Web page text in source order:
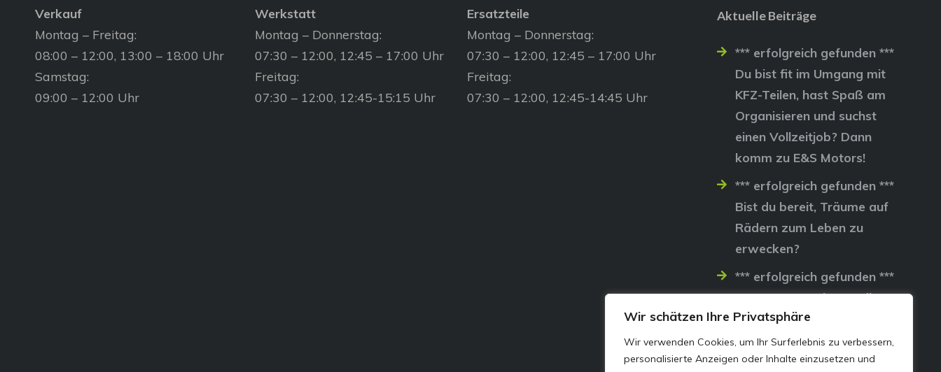
Wir schätzen Ihre Privatsphäre
Wir verwenden Cookies, um Ihr Surferlebnis zu verbessern,
personalisierte Anzeigen oder Inhalte einzusetzen und
Verkauf
Montag – Freitag:
08:00 – 12:00, 13:00 – 18:00 Uhr
Samstag:
09:00 – 12:00 Uhr
Werkstatt
Montag – Donnerstag:
07:30 – 12:00, 12:45 – 17:00 Uhr
Freitag:
07:30 – 12:00, 12:45-15:15 Uhr
Ersatzteile
Montag – Donnerstag:
07:30 – 12:00, 12:45 – 17:00 Uhr
Freitag:
07:30 – 12:00, 12:45-14:45 Uhr
Aktuelle Beiträge
*** erfolgreich gefunden ***
Du bist fit im Umgang mit
KFZ-Teilen, hast Spaß am
Organisieren und suchst
einen Vollzeitjob? Dann
komm zu E&S Motors!
*** erfolgreich gefunden ***
Bist du bereit, Träume auf
Rädern zum Leben zu
erwecken?
*** erfolgreich gefunden ***
Lass uns gemeinsam die
Straßen erobern…